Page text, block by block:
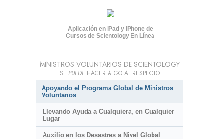
Aplicación en iPad y iPhone de
Cursos de Scientology En Línea
MINISTROS VOLUNTARIOS DE SCIENTOLOGY
SE PUEDEHACER ALGO AL RESPECTO
Apoyando el Programa Global de Ministros
Voluntarios
Llevando Ayuda a Cualquiera, en Cualquier
Lugar
Auxilio en los Desastres a Nivel Global